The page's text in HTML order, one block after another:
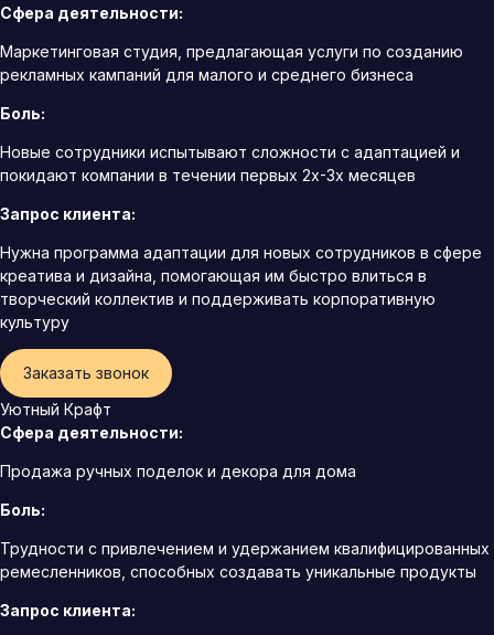
Сфера деятельности:
Маркетинговая студия, предлагающая услуги по созданию
рекламных кампаний для малого и среднего бизнеса
Боль:
Новые сотрудники испытывают сложности с адаптацией и
покидают компании в течении первых 2х-3х месяцев
Запрос клиента:
Нужна программа адаптации для новых сотрудников в сфере
креатива и дизайна, помогающая им быстро влиться в
творческий коллектив и поддерживать корпоративную
культуру
Заказать звонок
Уютный Крафт
Сфера деятельности:
Продажа ручных поделок и декора для дома
Боль:
Трудности с привлечением и удержанием квалифицированных
ремесленников, способных создавать уникальные продукты
Запрос клиента: